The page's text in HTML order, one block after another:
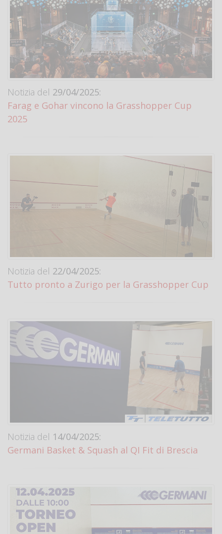
Notizia del 29/04/2025:
Farag e Gohar vincono la Grasshopper Cup
2025
Notizia del 22/04/2025:
Tutto pronto a Zurigo per la Grasshopper Cup
Notizia del 14/04/2025:
Germani Basket & Squash al QI Fit di Brescia